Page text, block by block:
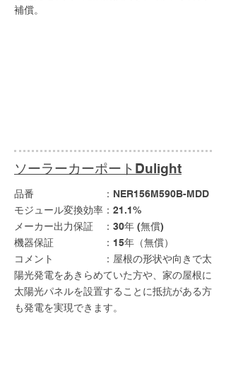
補償。
ソーラーカーポートDulight
品番 ：NER156M590B-MDD
モジュール変換効率：21.1%
メーカー出力保証 ：30年 (無償)
機器保証 ：15年（無償）
コメント ：屋根の形状や向きで太
陽光発電をあきらめていた方や、家の屋根に
太陽光パネルを設置することに抵抗がある方
も発電を実現できます。